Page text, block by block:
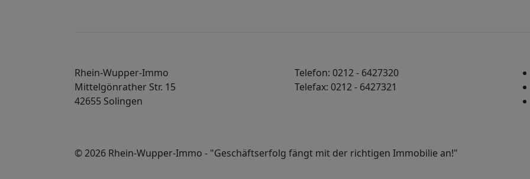
Rhein-Wupper-Immo
Mittelgönrather Str. 15
42655 Solingen
Telefon: 0212 - 6427320
Telefax: 0212 - 6427321
© 2026 Rhein-Wupper-Immo - "Geschäftserfolg fängt mit der richtigen Immobilie an!"